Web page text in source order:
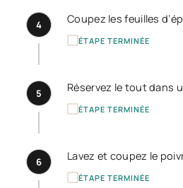
4 Coupez les feuilles
ÉTAPE TERMINÉE
5 Réservez le tout dans
ÉTAPE TERMINÉE
6 Lavez et coupez le
ÉTAPE TERMINÉE